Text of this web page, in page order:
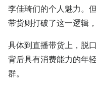
李佳琦们的个人魅力。
带货则打破了这一逻辑
具体到直播带货上，脱
背后具有消费能力的年
群。